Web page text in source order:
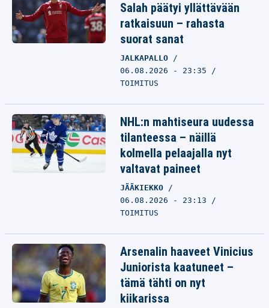
Salah päätyi yllättävään
ratkaisuun – rahasta
suorat sanat
JALKAPALLO
06.08.2026 - 23:35
TOIMITUS
NHL:n mahtiseura uudessa
tilanteessa – näillä
kolmella pelaajalla nyt
valtavat paineet
JÄÄKIEKKO
06.08.2026 - 23:13
TOIMITUS
Arsenalin haaveet Vinicius
Juniorista kaatuneet –
tämä tähti on nyt
kiikarissa